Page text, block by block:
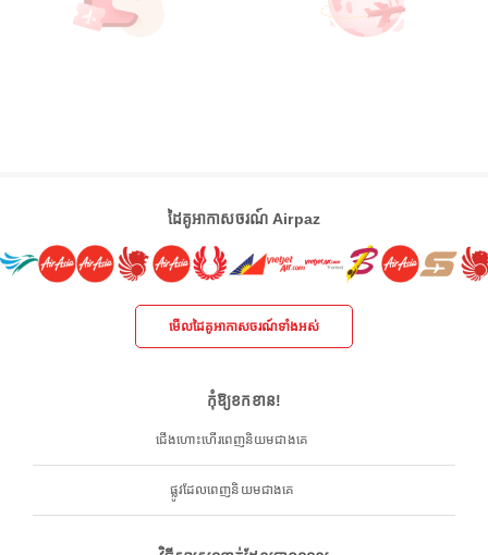
ដៃគូអាកាសចរណ៍ Airpaz
មើលដៃគូអាកាសចរណ៍ទាំងអស់
កុំឱ្យខកខាន!
ជើងហោះហើរពេញនិយមជាងគេ
ផ្លូវដែលពេញនិយមជាងគេ